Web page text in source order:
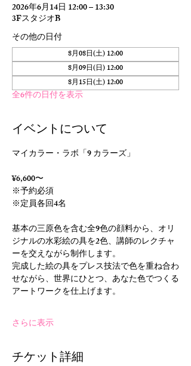
2026年6月14日 12:00 – 13:30
3FスタジオB
その他の日付
8月08日(土) 12:00
8月09日(日) 12:00
8月15日(土) 12:00
全6件の日付を表示
イベントについて
マイカラー・ラボ「9 カラーズ」
¥6,600〜
※予約必須
※定員各回4名
基本の三原色を含む全9色の顔料から、オリ
ジナルの水彩絵の具を2色、講師のレクチャ
ーを交えながら制作します。
完成した絵の具をプレス技法で色を重ね合わ
せながら、世界にひとつ、あなた色でつくる
アートワークを仕上げます。
さらに表示
チケット詳細